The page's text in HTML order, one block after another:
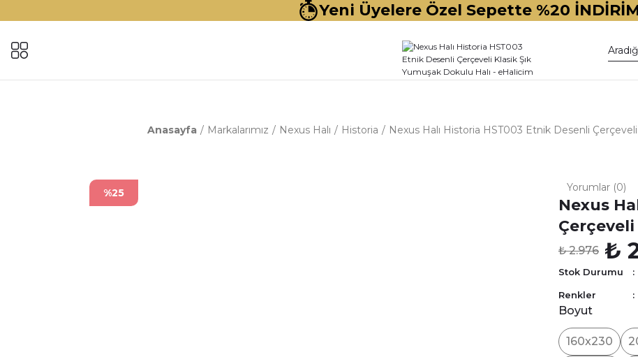
Yeni Üyelere Özel Sepette %20
Anasayfa Markalarımız Nexus Halı Historia Nexus Halı Historia HST003 Etnik Desenli
%25 Yorumlar (0)
Nexus
Çerçeveli
₺ 2.976 ₺
Stok Durumu
Renkler
Boyut
160x230